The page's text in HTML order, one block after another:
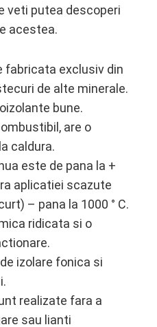
veti putea descoperi
acestea.
fabricata exclusiv din
de alte minerale.
bune.
are o
caldura.
este de pana la +
aplicatiei scazute
– pana la 1000 ° C.
ridicata si o
izolare fonica si
realizate fara a
sau lianti